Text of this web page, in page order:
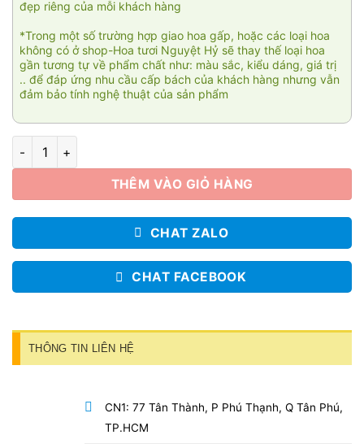
đẹp riêng của mỗi khách hàng
*Trong một số trường hợp giao hoa gấp, hoặc các loại hoa
không có ở shop-Hoa tươi Nguyệt Hỷ sẽ thay thế loại hoa
gần tương tự về phẩm chất như: màu sắc, kiểu dáng, giá trị
.. để đáp ứng nhu cầu cấp bách của khách hàng nhưng vẫn
đảm bảo tính nghệ thuật của sản phẩm
Lặng thầm số lượng
THÊM VÀO GIỎ HÀNG
CHAT ZALO
CHAT FACEBOOK
THÔNG TIN LIÊN HỆ
CN1: 77 Tân Thành, P Phú Thạnh, Q Tân Phú,
TP.HCM